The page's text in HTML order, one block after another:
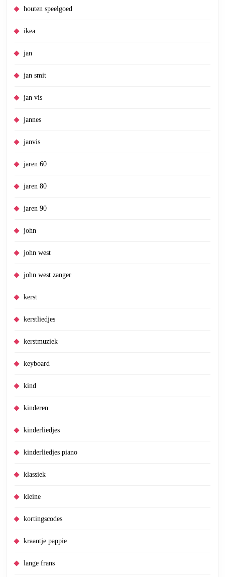
houten speelgoed
ikea
jan
jan smit
jan vis
jannes
janvis
jaren 60
jaren 80
jaren 90
john
john west
john west zanger
kerst
kerstliedjes
kerstmuziek
keyboard
kind
kinderen
kinderliedjes
kinderliedjes piano
klassiek
kleine
kortingscodes
kraantje pappie
lange frans